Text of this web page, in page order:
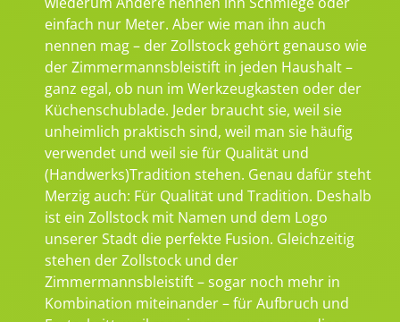
einfach nur Meter. Aber wie man ihn auch
nennen mag – der Zollstock gehört genauso wie
der Zimmermannsbleistift in jeden Haushalt –
ganz egal, ob nun im Werkzeugkasten oder der
Küchenschublade. Jeder braucht sie, weil sie
unheimlich praktisch sind, weil man sie häufig
verwendet und weil sie für Qualität und
(Handwerks)Tradition stehen. Genau dafür steht
Merzig auch: Für Qualität und Tradition. Deshalb
ist ein Zollstock mit Namen und dem Logo
unserer Stadt die perfekte Fusion. Gleichzeitig
stehen der Zollstock und der
Zimmermannsbleistift – sogar noch mehr in
Kombination miteinander – für Aufbruch und